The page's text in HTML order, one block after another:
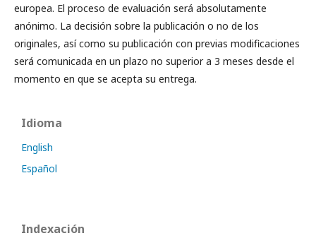
europea. El proceso de evaluación será absolutamente
anónimo. La decisión sobre la publicación o no de los
originales, así como su publicación con previas modificaciones
será comunicada en un plazo no superior a 3 meses desde el
momento en que se acepta su entrega.
Idioma
English
Español
Indexación